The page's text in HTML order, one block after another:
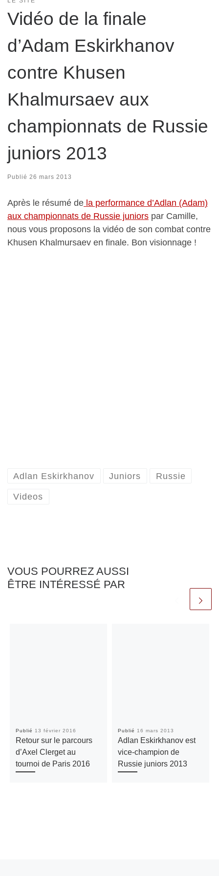
Vidéo de la finale
d’Adam Eskirkhanov
contre Khusen
Khalmursaev aux
championnats de Russie
juniors 2013
Publié 26 mars 2013
Après le résumé de la performance d’Adlan (Adam)
aux championnats de Russie juniors par Camille,
nous vous proposons la vidéo de son combat contre
Khusen Khalmursaev en finale. Bon visionnage !
Adlan Eskirkhanov Juniors Russie
Videos
VOUS POURREZ AUSSI
ÊTRE INTÉRESSÉ PAR
Publié 13 février 2016
Retour sur le parcours
d’Axel Clerget au
tournoi de Paris 2016
Publié 16 mars 2013
Adlan Eskirkhanov est
vice-champion de
Russie juniors 2013